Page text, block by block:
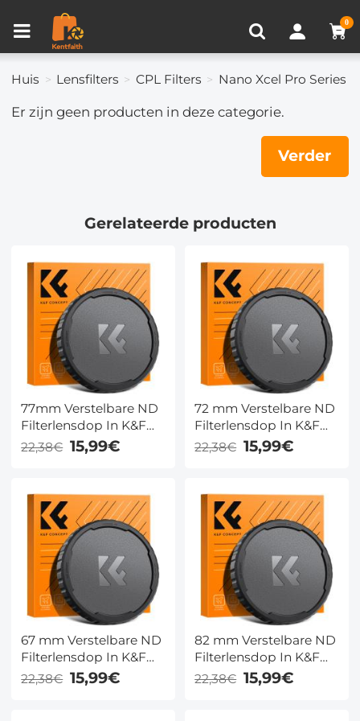
0
Huis Lensfilters CPL Filters Nano Xcel Pro Series
Er zijn geen producten in deze categorie.
Verder
Gerelateerde producten
77mm Verstelbare ND
Filterlensdop In K&F
Concept Kleurendoos
Voor Variabel Grijsfilter
22,38€ 15,99€
72 mm Verstelbare ND
Filterlensdop In K&F
Concept Kleurendoos
Voor Variabel Grijsfilter
22,38€ 15,99€
67 mm Verstelbare ND
Filterlensdop In K&F
Concept Kleurendoos
22,38€ 15,99€
82 mm Verstelbare ND
Filterlensdop In K&F
Concept Kleurendoos
22,38€ 15,99€